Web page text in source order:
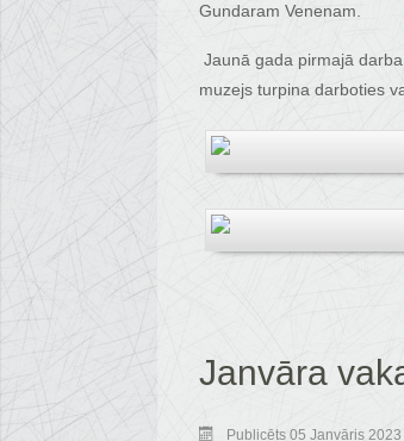
Gundaram Venenam.
Jaunā gada pirmajā
muzejs turpina darboties
Janvāra
Publicēts 05 Janvāris 2023